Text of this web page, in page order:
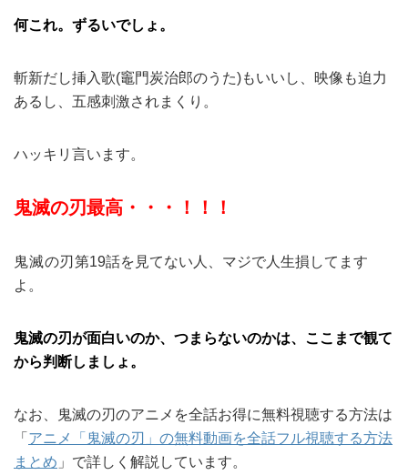
何これ。ずるいでしょ。
斬新だし挿入歌(竈門炭治郎のうた)もいいし、映像も迫力
あるし、五感刺激されまくり。
ハッキリ言います。
鬼滅の刃最高・・・！！！
鬼滅の刃第19話を見てない人、マジで人生損してます
よ。
鬼滅の刃が面白いのか、つまらないのかは、ここまで観て
から判断しましょ。
なお、鬼滅の刃のアニメを全話お得に無料視聴する方法は
「 アニメ「鬼滅の刃」の無料動画を全話フル視聴する方法
まとめ 」で詳しく解説しています。